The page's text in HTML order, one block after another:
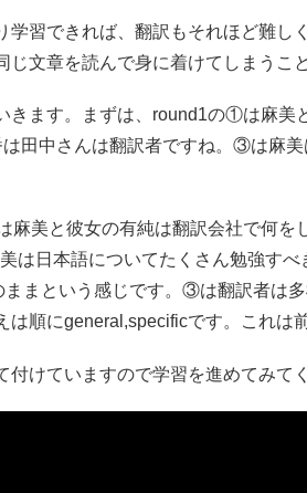
学習できれば、翻訳もそれほど難し
じ文章を読んで身に着けてしまうこ
きます。まずは、round1の①は麻美
田中さんは翻訳者ですね。③は麻
美と彼女の有純は翻訳会社で何を
は日本語についてたくさん勉強す
ままという感じです。③は翻訳者は
順にgeneral,specificです。これは
けていますので学習を進めてみて